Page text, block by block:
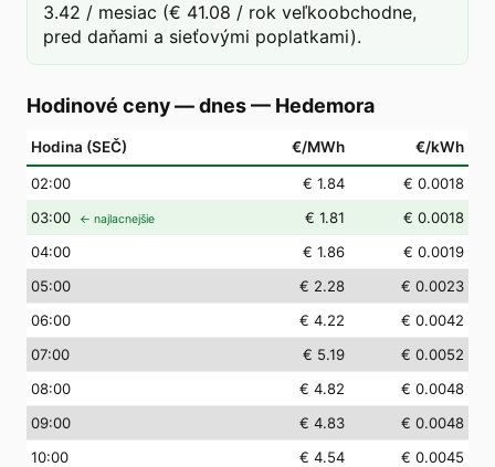
3.42 / mesiac (€ 41.08 / rok veľkoobchodne,
pred daňami a sieťovými poplatkami).
Hodinové ceny — dnes— Hedemora
Hodina (SEČ) €/MWh €/kWh
02:00 € 1.84
€ 0.0018
03:00 ← najlacnejšie € 1.81
€ 0.0018
04:00 € 1.86
€ 0.0019
05:00 € 2.28
€ 0.0023
06:00 € 4.22
€ 0.0042
07:00 € 5.19
€ 0.0052
08:00 € 4.82
€ 0.0048
09:00 € 4.83
€ 0.0048
10:00 € 4.54
€ 0.0045